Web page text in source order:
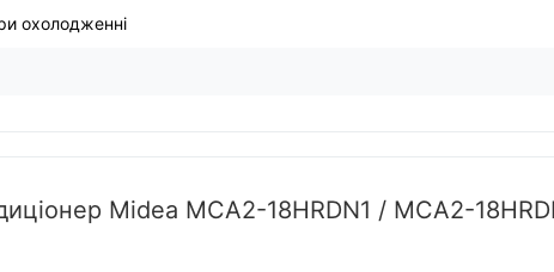
охолодженні
Midea MCA2-18HRDN1 / MCA2-